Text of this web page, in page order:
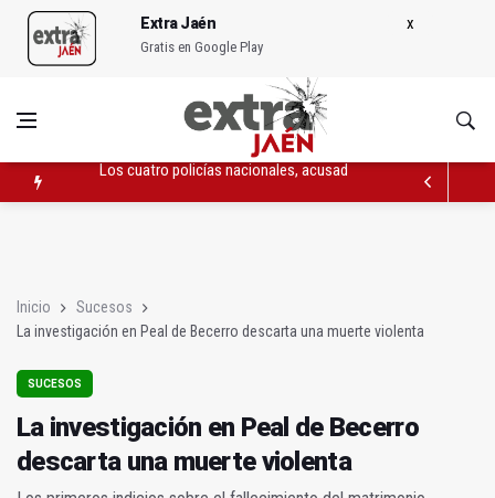
Extra Jaén
Gratis en Google Play
La Junta adquiere material para alumnado con necesidades
Inicio
Sucesos
La investigación en Peal de Becerro descarta una muerte violenta
SUCESOS
La investigación en Peal de Becerro
descarta una muerte violenta